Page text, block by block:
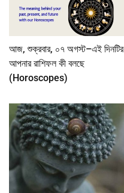
আজ, শুক্রবার, ০৭ অগস্ট–এই দিনটির
আপনার রাশিফল কী বলছে
(Horoscopes)